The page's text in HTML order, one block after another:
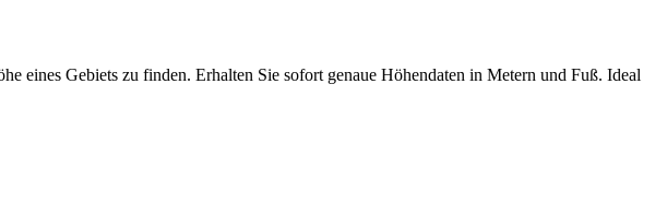
eines Gebiets zu finden. Erhalten Sie sofort genaue Höhendaten in Metern und Fuß. Ideal